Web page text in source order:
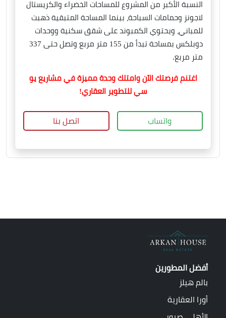
النسبة الأكبر من المشروع للمساحات الخضراء والكريستال
لاجونز وحمامات السباحة، بينما المساحة المتبقية ذهبت
للمباني، ويحتوي الكمبوند على شقق سكنية ووحدات
دوبلكس بمساحة تبدأ من 155 متر مربع وتصل حتى 337
متر مربع.
اغتنم فرصتك الآن وامتلك وحدة مميزة في مشاريع يو
سي للتطوير العقاري!
واتساب اتصل بنا
أفضل المطورين
بالم هيلز
أورا العقارية